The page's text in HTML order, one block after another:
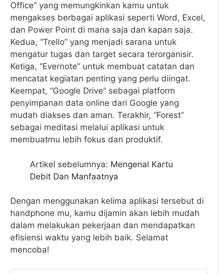
Office” yang memungkinkan kamu untuk
mengakses berbagai aplikasi seperti Word, Excel,
dan Power Point di mana saja dan kapan saja.
Kedua, “Trello” yang menjadi sarana untuk
mengatur tugas dan target secara terorganisir.
Ketiga, “Evernote” untuk membuat catatan dan
mencatat kegiatan penting yang perlu diingat.
Keempat, “Google Drive” sebagai platform
penyimpanan data online dari Google yang
mudah diakses dan aman. Terakhir, “Forest”
sebagai meditasi melalui aplikasi untuk
membuatmu lebih fokus dan produktif.
Artikel sebelumnya: Mengenal Kartu
Debit Dan Manfaatnya
Dengan menggunakan kelima aplikasi tersebut di
handphone mu, kamu dijamin akan lebih mudah
dalam melakukan pekerjaan dan mendapatkan
efisiensi waktu yang lebih baik. Selamat
mencoba!